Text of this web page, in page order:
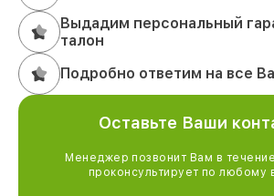
Выдадим персональный
талон
Подробно ответим на все
Оставьте Ваши
Менеджер позвонит Вам в
проконсультирует по любому